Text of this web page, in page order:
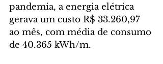
pandemia, a energia elétrica
gerava um custo R$ 33.260,97
ao mês, com média de consumo
de 40.365 kWh/m.